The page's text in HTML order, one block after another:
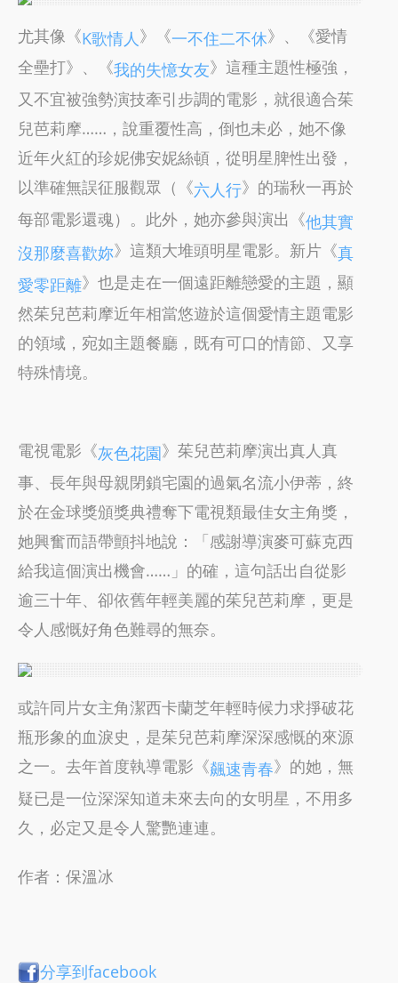
尤其像《K歌情人 》《一不住二不休》、《愛情
全壘打》、《我的失憶女友》這種主題性極強，
又不宜被強勢演技牽引步調的電影，就很適合茱
兒芭莉摩……，說重覆性高，倒也未必，她不像
近年火紅的珍妮佛安妮絲頓，從明星脾性出發，
以準確無誤征服觀眾（《六人行》的瑞秋一再於
每部電影還魂）。此外，她亦參與演出《他其實
沒那麼喜歡妳》這類大堆頭明星電影。新片《真
愛零距離》也是走在一個遠距離戀愛的主題，顯
然茱兒芭莉摩近年相當悠遊於這個愛情主題電影
的領域，宛如主題餐廳，既有可口的情節、又享
特殊情境。
電視電影《灰色花園》茱兒芭莉摩演出真人真
事、長年與母親閉鎖宅園的過氣名流小伊蒂，終
於在金球獎頒獎典禮奪下電視類最佳女主角獎，
她興奮而語帶顫抖地說：「感謝導演麥可蘇克西
給我這個演出機會……」的確，這句話出自從影
逾三十年、卻依舊年輕美麗的茱兒芭莉摩，更是
令人感慨好角色難尋的無奈。
或許同片女主角潔西卡蘭芝年輕時候力求掙破花
瓶形象的血淚史，是茱兒芭莉摩深深感慨的來源
之一。去年首度執導電影《飆速青春》的她，無
疑已是一位深深知道未來去向的女明星，不用多
久，必定又是令人驚艷連連。
作者：保溫冰
分享到facebook